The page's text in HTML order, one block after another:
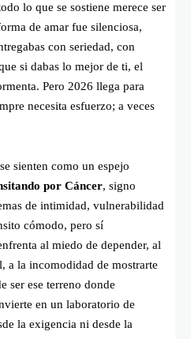
lo que se sostiene merece ser
de amar fue silenciosa,
con seriedad, con
si dabas lo mejor de ti, el
Pero 2026 llega para
necesita esfuerzo; a veces
sienten como un espejo
por Cáncer, signo
de intimidad, vulnerabilidad
cómodo, pero sí
al miedo de depender, al
a la incomodidad de mostrarte
ser ese terreno donde
en un laboratorio de
la exigencia ni desde la